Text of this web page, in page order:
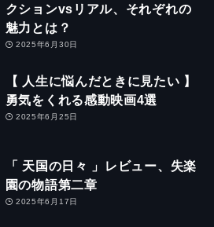
クションvsリアル、それぞれの
魅力とは？
2025年6月30日
【 人生に悩んだときに見たい 】
勇気をくれる感動映画4選
2025年6月25日
「 天国の日々 」レビュー、失楽
園の物語第二章
2025年6月17日